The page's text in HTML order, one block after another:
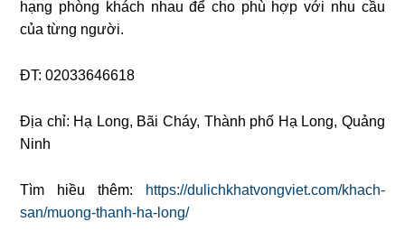
hạng phòng khách nhau để cho phù hợp với nhu cầu
của từng người.
ĐT: 02033646618
Địa chỉ: Hạ Long, Bãi Cháy, Thành phố Hạ Long, Quảng
Ninh
Tìm hiều thêm:
https://dulichkhatvongviet.com/khach-
san/muong-thanh-ha-long/